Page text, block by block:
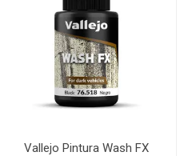
Vallejo Pintura Wash FX